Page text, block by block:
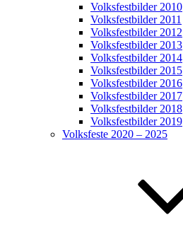
Volksfestbilder 2010
Volksfestbilder 2011
Volksfestbilder 2012
Volksfestbilder 2013
Volksfestbilder 2014
Volksfestbilder 2015
Volksfestbilder 2016
Volksfestbilder 2017
Volksfestbilder 2018
Volksfestbilder 2019
Volksfeste 2020 – 2025